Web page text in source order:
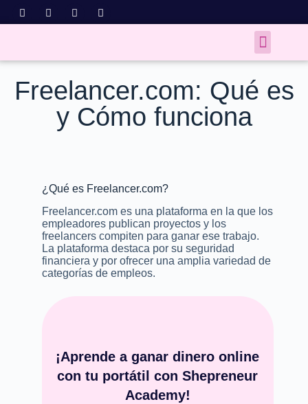
Freelancer.com: Qué es
y Cómo funciona
¿Qué es Freelancer.com?
Freelancer.com es una plataforma en la que los
empleadores publican proyectos y los
freelancers compiten para ganar ese trabajo.
La plataforma destaca por su seguridad
financiera y por ofrecer una amplia variedad de
categorías de empleos.
¡Aprende a ganar dinero online
con tu portátil con Shepreneur
Academy!